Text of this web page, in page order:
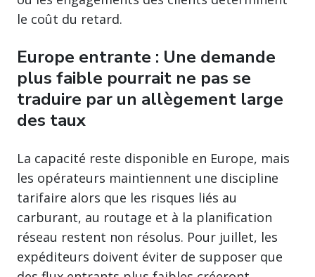
le coût du retard.
Europe entrante : Une demande
plus faible pourrait ne pas se
traduire par un allègement large
des taux
La capacité reste disponible en Europe, mais
les opérateurs maintiennent une discipline
tarifaire alors que les risques liés au
carburant, au routage et à la planification
réseau restent non résolus. Pour juillet, les
expéditeurs doivent éviter de supposer que